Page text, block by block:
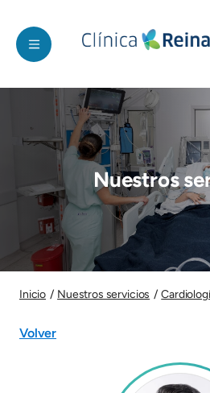
Nuestros
Inicio Nuestros servicios
Volver